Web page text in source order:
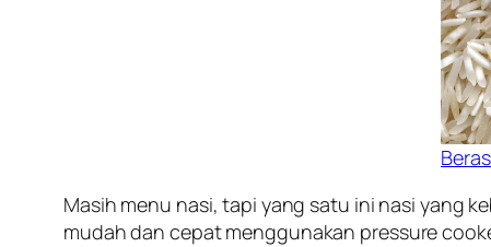
Masih menu nasi, tapi yang satu ini nasi yang
mudah dan cepat menggunakan pressure